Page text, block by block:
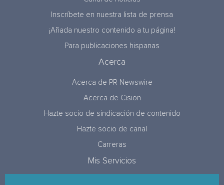
Inscríbete en nuestra lista de prensa
¡Añada nuestro contenido a tu página!
Para publicaciones hispanas
Acerca
Acerca de PR Newswire
Acerca de Cision
Hazte socio de sindicación de contenido
Hazte socio de canal
Carreras
Mis Servicios